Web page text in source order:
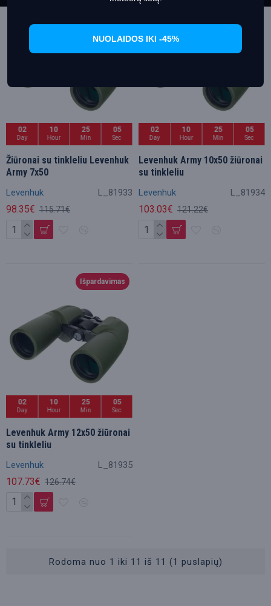
02
Day
10
Hour
25
Min
05
Sec
Levenhuk L_81933
Žiūronai su tinkleliu Levenhuk
Army 7x50
98.35€ 115.71€
02
Day
10
Hour
25
Min
05
Sec
Levenhuk L_81934
Levenhuk Army 10x50 žiūronai
su tinkleliu
103.03€ 121.22€
Išpardavimas
02
Day
10
Hour
25
Min
05
Sec
Levenhuk L_81935
Levenhuk Army 12x50 žiūronai
su tinkleliu
107.73€ 126.74€
Rodoma nuo 1 iki 11 iš 11 (1 puslapių)
NUOLAIDOS IKI -45%